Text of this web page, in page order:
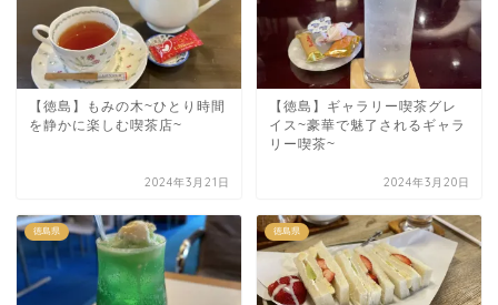
【徳島】もみの木~ひとり時間
を静かに楽しむ喫茶店~
2024年3月21日
【徳島】ギャラリー喫茶グレ
イス~豪華で魅了されるギャラ
リー喫茶~
2024年3月20日
徳島県 徳島県